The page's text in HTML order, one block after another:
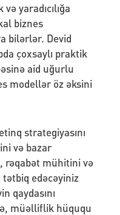
yaradıcılığa
biznes
bilərlər. Devid
çoxsaylı praktik
aid uğurlu
modellər öz əksini
strategiyasını
və bazar
rəqabət mühitini və
tətbiq edəcəyiniz
qaydasını
müəlliflik hüququ